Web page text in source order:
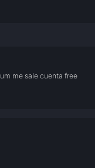
me sale cuenta free